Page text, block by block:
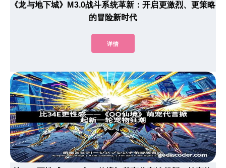
《龙与地下城》M3.0战斗系统革新：开启更激烈、更策略
的冒险新时代
详情